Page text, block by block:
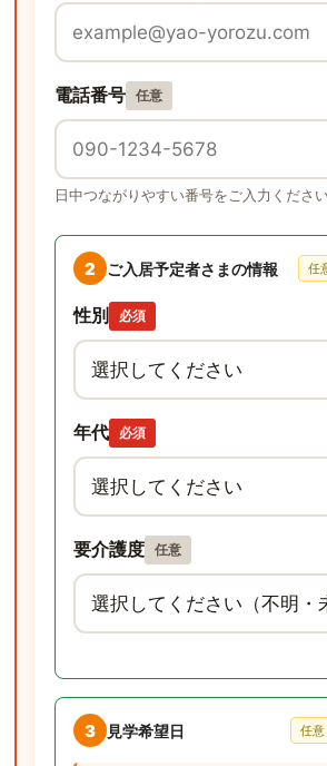
電話番号 任意
日中つながりやすい番号をご入力くださ
2 ご入居予定者さまの情報 任
性別 必須
年代 必須
要介護度 任意
3 見学希望日 任